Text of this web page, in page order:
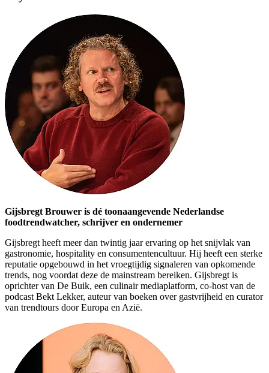
Gijsbregt Brouwer is dé toonaangevende Nederlandse
foodtrendwatcher, schrijver en ondernemer
Gijsbregt heeft meer dan twintig jaar ervaring op het snijvlak van
gastronomie, hospitality en consumentencultuur. Hij heeft een sterke
reputatie opgebouwd in het vroegtijdig signaleren van opkomende
trends, nog voordat deze de mainstream bereiken. Gijsbregt is
oprichter van De Buik, een culinair mediaplatform, co-host van de
podcast Bekt Lekker, auteur van boeken over gastvrijheid en curator
van trendtours door Europa en Azië.